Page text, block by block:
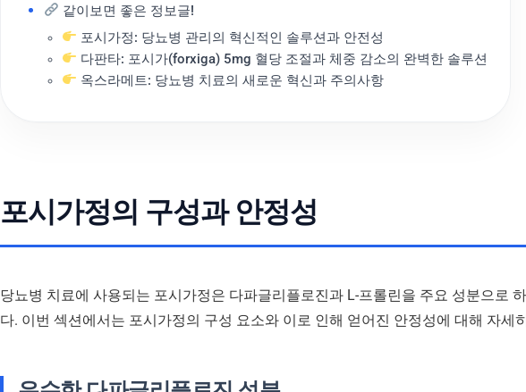
같이보면 좋은 정보글!
포시가정: 당뇨병 관리의 혁신적인 솔루션과 안전성
다판타: 포시가(forxiga) 5mg 혈당 조절과 체중 감소의 완벽한 솔루션
옥스라메트: 당뇨병 치료의 새로운 혁신과 주의사항
포시가정의 구성과 안정성
당뇨병 치료에 사용되는 포시가정은 다파글리플로진과 L-프롤린을 주요 성분으로
다. 이번 섹션에서는 포시가정의 구성 요소와 이로 인해 얻어진 안정성에 대해 자세